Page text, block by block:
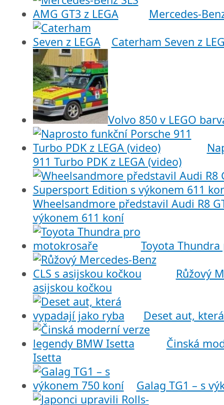
Mercedes-
Caterham Seven z
Volvo 850 v LEGO
911 Turbo PDK z LEGA (video)
Wheelsandmore představil Audi R8
výkonem 611 koní
Toyota
Růžový
asijskou kočkou
Deset aut,
Činská
Isetta
Galag TG1 – s